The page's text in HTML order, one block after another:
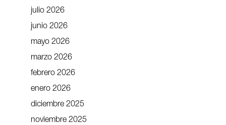
julio 2026
junio 2026
mayo 2026
marzo 2026
febrero 2026
enero 2026
diciembre 2025
noviembre 2025